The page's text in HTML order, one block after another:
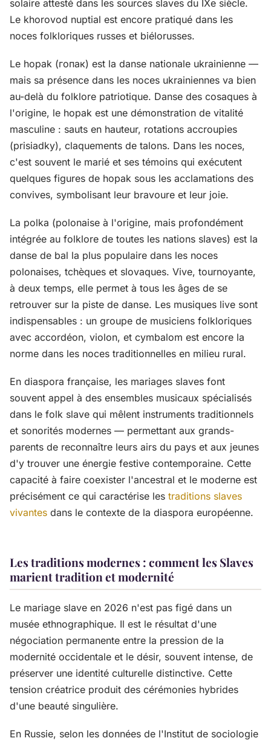
solaire attesté dans les sources slaves du IXe siècle.
Le khorovod nuptial est encore pratiqué dans les
noces folkloriques russes et biélorusses.
Le hopak (гопак) est la danse nationale ukrainienne —
mais sa présence dans les noces ukrainiennes va bien
au-delà du folklore patriotique. Danse des cosaques à
l'origine, le hopak est une démonstration de vitalité
masculine : sauts en hauteur, rotations accroupies
(prisiadky), claquements de talons. Dans les noces,
c'est souvent le marié et ses témoins qui exécutent
quelques figures de hopak sous les acclamations des
convives, symbolisant leur bravoure et leur joie.
La polka (polonaise à l'origine, mais profondément
intégrée au folklore de toutes les nations slaves) est la
danse de bal la plus populaire dans les noces
polonaises, tchèques et slovaques. Vive, tournoyante,
à deux temps, elle permet à tous les âges de se
retrouver sur la piste de danse. Les musiques live sont
indispensables : un groupe de musiciens folkloriques
avec accordéon, violon, et cymbalom est encore la
norme dans les noces traditionnelles en milieu rural.
En diaspora française, les mariages slaves font
souvent appel à des ensembles musicaux spécialisés
dans le folk slave qui mêlent instruments traditionnels
et sonorités modernes — permettant aux grands-
parents de reconnaître leurs airs du pays et aux jeunes
d'y trouver une énergie festive contemporaine. Cette
capacité à faire coexister l'ancestral et le moderne est
précisément ce qui caractérise les traditions slaves
vivantes dans le contexte de la diaspora européenne.
Les traditions modernes : comment les Slaves
marient tradition et modernité
Le mariage slave en 2026 n'est pas figé dans un
musée ethnographique. Il est le résultat d'une
négociation permanente entre la pression de la
modernité occidentale et le désir, souvent intense, de
préserver une identité culturelle distinctive. Cette
tension créatrice produit des cérémonies hybrides
d'une beauté singulière.
En Russie, selon les données de l'Institut de sociologie